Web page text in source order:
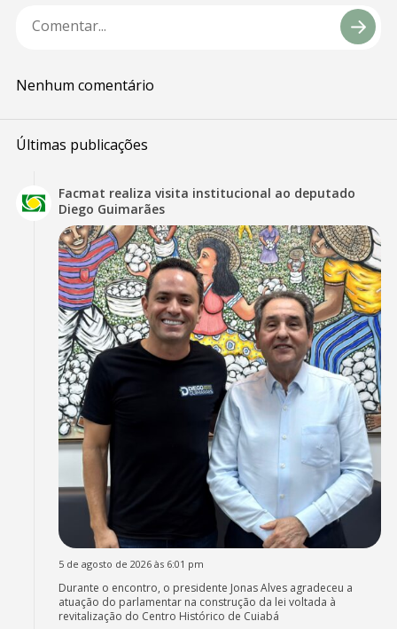
Nenhum comentário
Últimas publicações
Facmat realiza visita institucional ao deputado
Diego Guimarães
5 de agosto de 2026 às 6:01 pm
Durante o encontro, o presidente Jonas Alves agradeceu a
atuação do parlamentar na construção da lei voltada à
revitalização do Centro Histórico de Cuiabá